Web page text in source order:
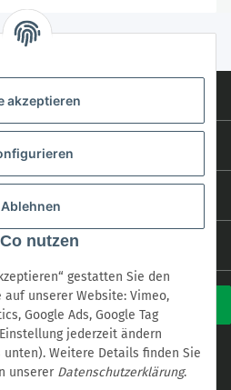
akzeptieren
Ablehnen
nutzen
gestatten Sie den
unserer Website: Vimeo,
Google Ads, Google Tag
jederzeit ändern
Weitere Details finden Sie
unserer Datenschutzerklärung.
widerrufen
Versand
zzgl.Versand